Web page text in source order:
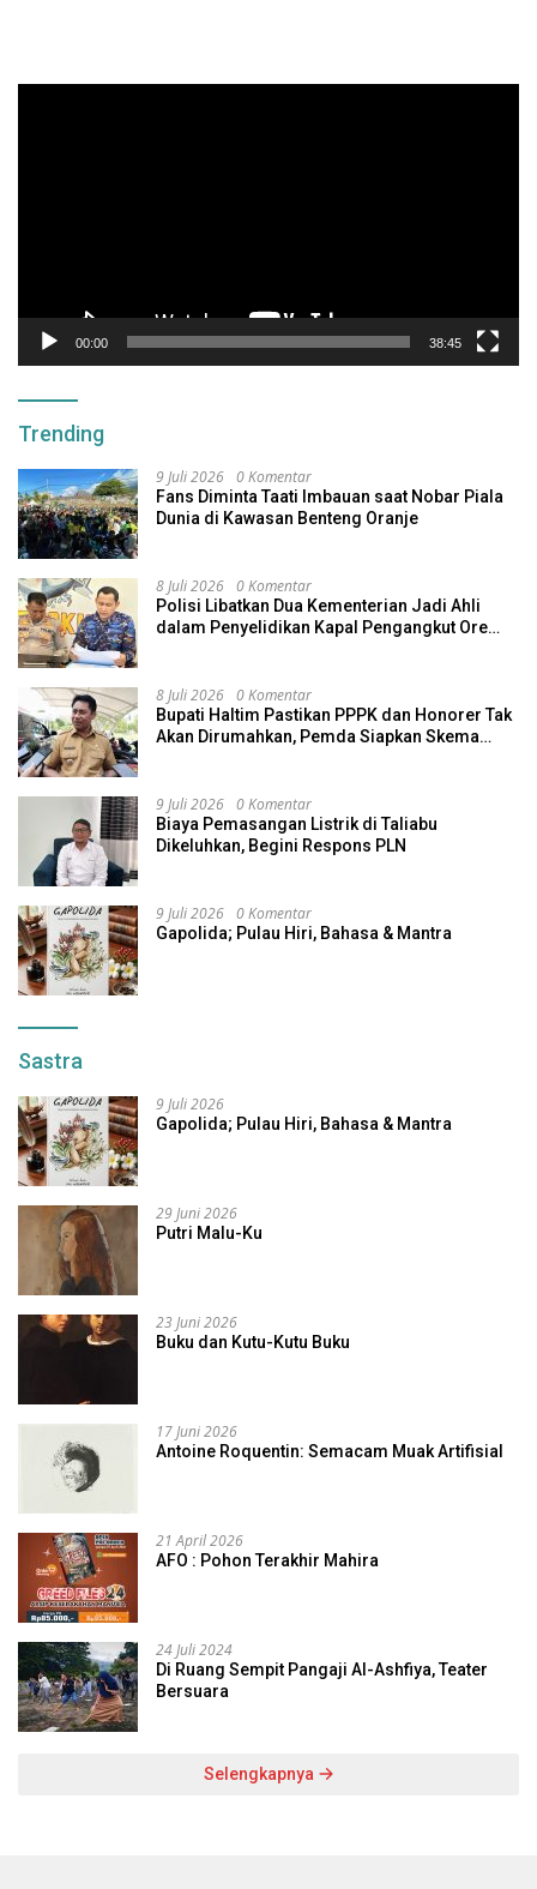
00:00 38:45
Trending
9 Juli 2026 0 Komentar
Fans Diminta Taati Imbauan saat Nobar Piala
Dunia di Kawasan Benteng Oranje
8 Juli 2026 0 Komentar
Polisi Libatkan Dua Kementerian Jadi Ahli
dalam Penyelidikan Kapal Pengangkut Ore
8 Juli 2026 0 Komentar
Bupati Haltim Pastikan PPPK dan Honorer Tak
Akan Dirumahkan, Pemda Siapkan Skema
9 Juli 2026 0 Komentar
Biaya Pemasangan Listrik di Taliabu
Dikeluhkan, Begini Respons PLN
9 Juli 2026 0 Komentar
Gapolida; Pulau Hiri, Bahasa & Mantra
Sastra
9 Juli 2026
Gapolida; Pulau Hiri, Bahasa & Mantra
29 Juni 2026
Putri Malu-Ku
23 Juni 2026
Buku dan Kutu-Kutu Buku
17 Juni 2026
Antoine Roquentin: Semacam Muak Artifisial
21 April 2026
AFO : Pohon Terakhir Mahira
24 Juli 2024
Di Ruang Sempit Pangaji Al-Ashfiya, Teater
Bersuara
Selengkapnya